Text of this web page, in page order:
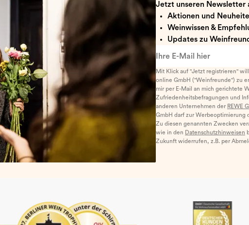
Jetzt unseren Newsletter
Aktionen und
Weinwissen &
Updates zu
Mit Klick auf "Jetzt registrieren"
online GmbH ("Weinfreunde") zu
mir per E-Mail an mich gerichtete
Zufriedenheitsbefragungen und
anderen Unternehmen der REWE
GmbH darf zur Werbeoptimierung
Zu diesen genannten Zwecken
wie in den Datenschutzhinweisen
Zukunft widerrufen, z.B. per